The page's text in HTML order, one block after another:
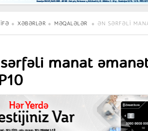
XƏBƏRLƏR MƏQALƏLƏR ƏN SƏRFƏLI
manat